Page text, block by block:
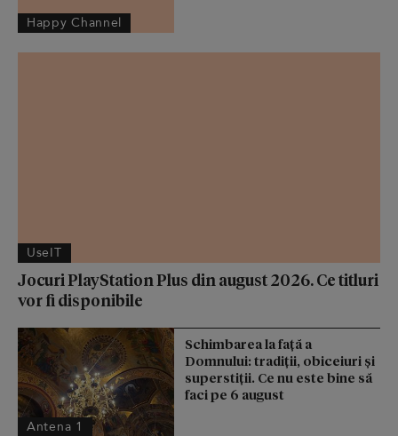
Happy Channel
UseIT
Jocuri PlayStation Plus din august 2026. Ce titluri
vor fi disponibile
Antena 1
Schimbarea la față a
Domnului: tradiții, obiceiuri și
superstiții. Ce nu este bine să
faci pe 6 august